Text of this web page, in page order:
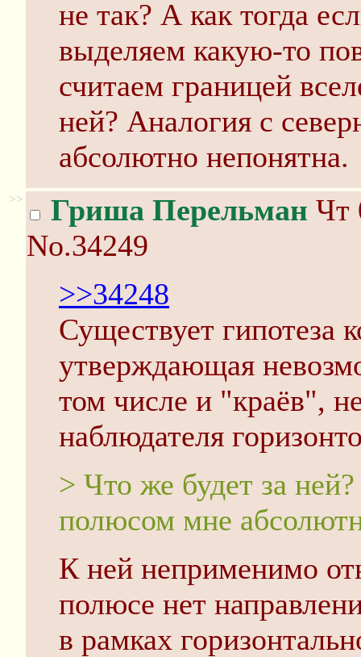
не так? А как тогда
выделяем какую-то
считаем границей
ней? Аналогия с
абсолютно непонятна.
>> Гриша Перельман Чт
No.34249
>>34248
Существует гипотеза
утверждающая
том числе и "краёв",
наблюдателя
> Что же будет за
полюсом мне
К ней неприменимо
полюсе нет
в рамках